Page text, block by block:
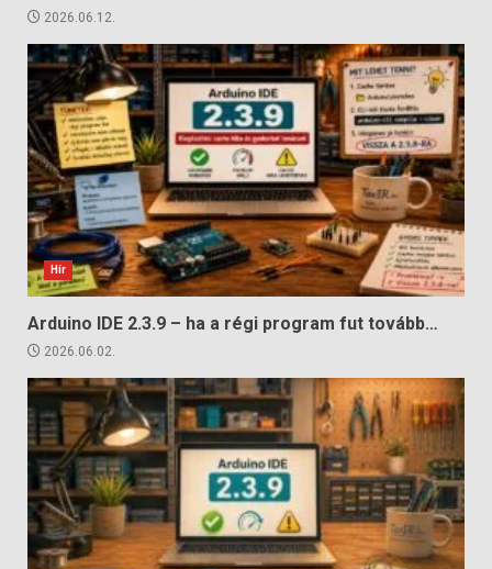
2026.06.12.
Hír
Arduino IDE 2.3.9 – ha a régi program fut tovább…
2026.06.02.